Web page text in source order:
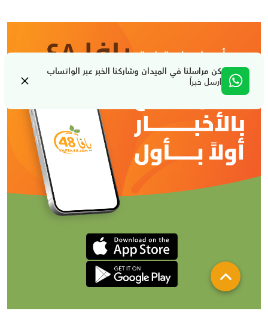
كن مراسلنا في الميدان وشاركنا الخبر عبر الواتساب
ارسل خبراً